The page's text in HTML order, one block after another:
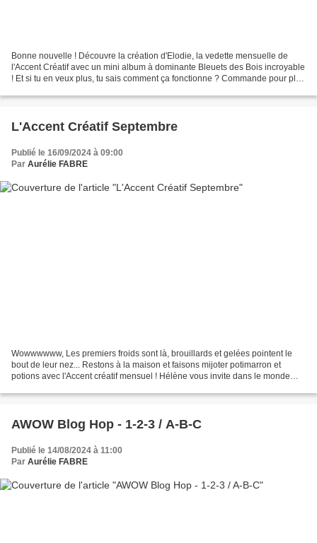
Bonne nouvelle ! Découvre la création d'Elodie, la vedette mensuelle de
l'Accent Créatif avec un mini album à dominante Bleuets des Bois incroyable
! Et si tu en veux plus, tu sais comment ça fonctionne ? Commande pour plus
L'Accent Créatif Septembre
Publié le 16/09/2024 à 09:00
Par Aurélie FABRE
Wowwwwww, Les premiers froids sont là, brouillards et gelées pointent le
bout de leur nez... Restons à la maison et faisons mijoter potimarron et
potions avec l'Accent créatif mensuel ! Hélène vous invite dans le monde
AWOW Blog Hop - 1-2-3 / A-B-C
Publié le 14/08/2024 à 11:00
Par Aurélie FABRE